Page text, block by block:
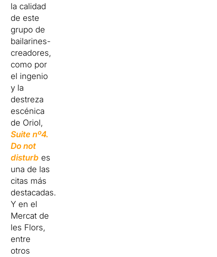
la calidad
de este
grupo de
bailarines-
creadores,
como por
el ingenio
y la
destreza
escénica
de Oriol,
Suite nº4.
Do not
disturb es
una de las
citas más
destacadas.
Y en el
Mercat de
les Flors,
entre
otros